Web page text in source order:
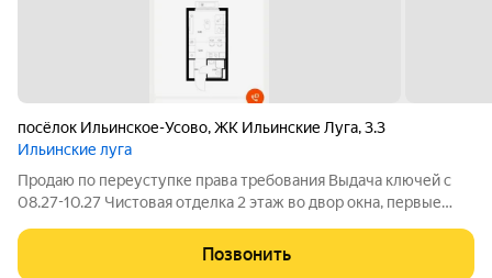
посёлок Ильинское-Усово,ЖК Ильинские Луга,3.3
Ильинские луга
Продаю по переуступке права требования Выдача ключей с
08.27-10.27 Чистовая отделка 2 этаж во двор окна, первые
рядом с ЖК в 2029г Строительство неподалеку СберСити
(коллаборация деловых
Позвонить